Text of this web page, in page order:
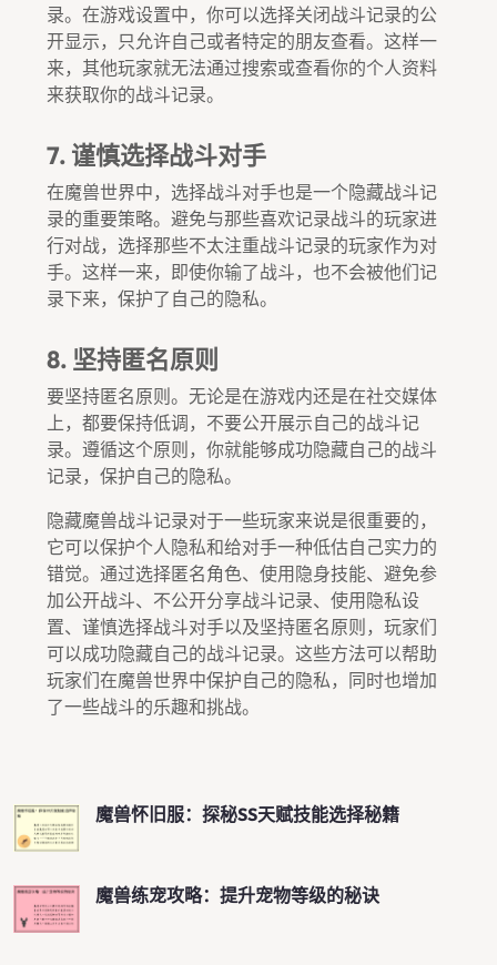
录。在游戏设置中，你可以选择关闭战斗记录的公
开显示，只允许自己或者特定的朋友查看。这样一
来，其他玩家就无法通过搜索或查看你的个人资料
来获取你的战斗记录。
7. 谨慎选择战斗对手
在魔兽世界中，选择战斗对手也是一个隐藏战斗记
录的重要策略。避免与那些喜欢记录战斗的玩家进
行对战，选择那些不太注重战斗记录的玩家作为对
手。这样一来，即使你输了战斗，也不会被他们记
录下来，保护了自己的隐私。
8. 坚持匿名原则
要坚持匿名原则。无论是在游戏内还是在社交媒体
上，都要保持低调，不要公开展示自己的战斗记
录。遵循这个原则，你就能够成功隐藏自己的战斗
记录，保护自己的隐私。
隐藏魔兽战斗记录对于一些玩家来说是很重要的，
它可以保护个人隐私和给对手一种低估自己实力的
错觉。通过选择匿名角色、使用隐身技能、避免参
加公开战斗、不公开分享战斗记录、使用隐私设
置、谨慎选择战斗对手以及坚持匿名原则，玩家们
可以成功隐藏自己的战斗记录。这些方法可以帮助
玩家们在魔兽世界中保护自己的隐私，同时也增加
了一些战斗的乐趣和挑战。
魔兽怀旧服：探秘SS天赋技能选择秘籍
魔兽练宠攻略：提升宠物等级的秘诀